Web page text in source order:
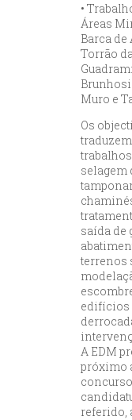
•
Áreas
Barca
Torrão
Muro e
Os
selagem
saída de
terrenos
edifícios
A EDM
próximo
referido,